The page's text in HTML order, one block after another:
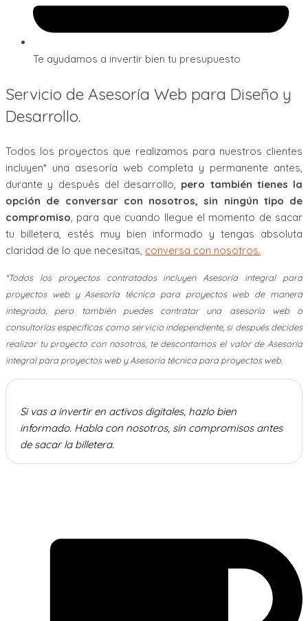
Te ayudamos a invertir bien tu presupuesto
Servicio de Asesoría Web para Diseño y
Desarrollo.
Todos los proyectos que realizamos para nuestros clientes
incluyen* una asesoría web completa y permanente antes,
durante y después del desarrollo, pero también tienes la
opción de conversar con nosotros, sin ningún tipo de
compromiso , para que cuando llegue el momento de sacar
tu billetera, estés muy bien informado y tengas absoluta
claridad de lo que necesitas, conversa con nosotros.
*Todos los proyectos contratados incluyen Asesoría integral para
proyectos web y Asesoría técnica para proyectos web de manera
integrada, pero también puedes contratar una asesoría web o
consultorías específicas como servicio independiente, si después decides
realizar tu proyecto con nosotros, te descontamos el valor de Asesoría
integral para proyectos web y Asesoría técnica para proyectos web.
Si vas a invertir en activos digitales, hazlo bien
informado. Habla con nosotros, sin compromisos antes
de sacar la billetera.